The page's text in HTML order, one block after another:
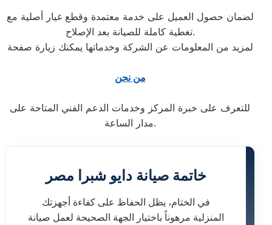
لضمان حصول العميل على خدمة معتمدة وقطع غيار أصلية مع
تغطية كاملة للصيانة بعد الإصلاح.
لمزيد من المعلومات عن الشركة وخدماتها يمكنك زيارة صفحة
من نحن
للتعرف على خبرة المركز وخدمات الدعم الفني المتاحة على
مدار الساعة.
خاتمة صيانة دايو شبرا مصر
في الختام، يظل الحفاظ على كفاءة أجهزتك
المنزلية مرهوناً باختيار الجهة الصحيحة لعمل صيانة